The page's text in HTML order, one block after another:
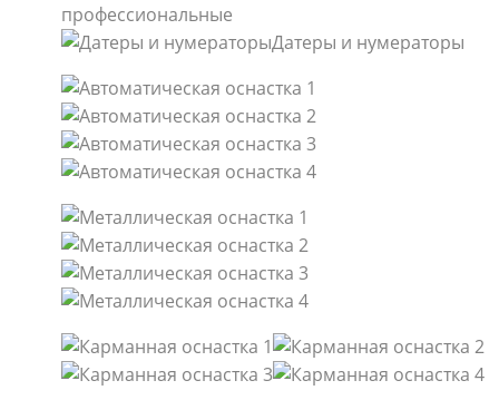
профессиональные
Датеры и нумераторы